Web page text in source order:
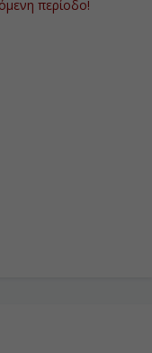
Αποβίβαση
περίοδο!